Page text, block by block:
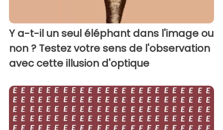
Y a-t-il un seul éléphant dans l'image ou
non ? Testez votre sens de l'observation
avec cette illusion d'optique